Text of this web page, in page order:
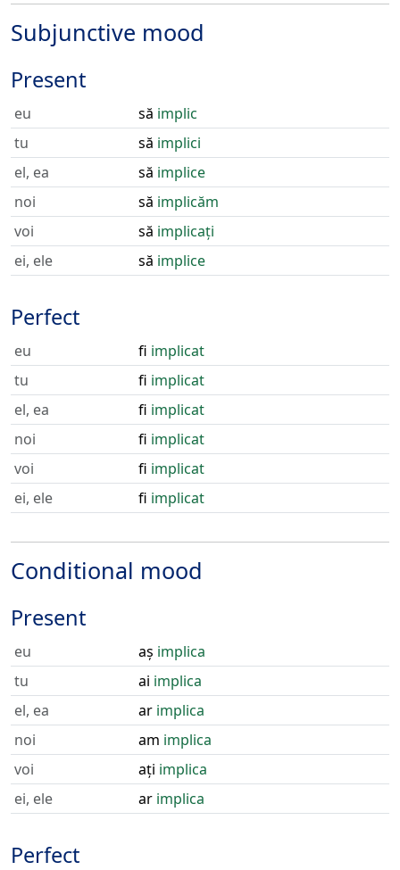
Subjunctive mood
Present
eu să implic
tu
să implici
el, ea
să implice
noi
să implicăm
voi
să implicați
ei, ele
să implice
Perfect
eu fi implicat
tu
fi implicat
el, ea
fi implicat
noi
fi implicat
voi
fi implicat
ei, ele
fi implicat
Conditional mood
Present
eu aș implica
tu
ai implica
el, ea
ar implica
noi
am implica
voi
ați implica
ei, ele
ar implica
Perfect